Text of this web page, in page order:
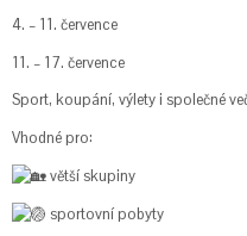
4. – 11. července
11. – 17. července
Sport, koupání, výlety i společné
Vhodné pro:
větší skupiny
sportovní pobyty